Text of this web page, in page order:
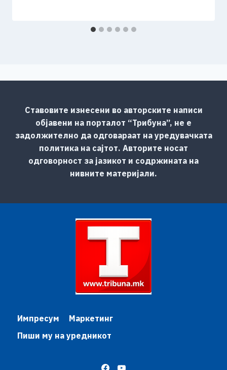
Ставовите изнесени во авторските написи
објавени на порталот “Трибуна”, не е
задолжително да одговараат на уредувачката
политика на сајтот. Авторите носат
одговорност за јазикот и содржината на
нивните материјали.
Импресум
Маркетинг
Пиши му на уредникот